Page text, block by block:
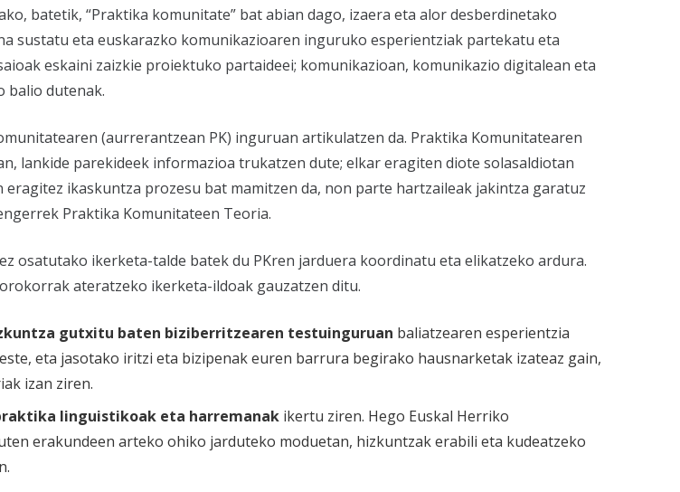
batetik, “Praktika komunitate” bat abian dago, izaera eta alor desberdinetako
sustatu eta euskarazko komunikazioaren inguruko esperientziak partekatu eta
eskaini zaizkie proiektuko partaideei; komunikazioan, komunikazio digitalean eta
balio dutenak.
(aurrerantzean PK) inguruan artikulatzen da. Praktika Komunitatearen
lankide parekideek informazioa trukatzen dute; elkar eragiten diote solasaldiotan
ikaskuntza prozesu bat mamitzen da, non parte hartzaileak jakintza garatuz
Praktika Komunitateen Teoria.
osatutako ikerketa-talde batek du PKren jarduera koordinatu eta elikatzeko ardura.
ateratzeko ikerketa-ildoak gauzatzen ditu.
gutxitu baten biziberritzearen testuinguruan baliatzearen esperientzia
eta jasotako iritzi eta bizipenak euren barrura begirako hausnarketak izateaz gain,
izan ziren.
linguistikoak eta harremanak ikertu ziren. Hego Euskal Herriko
erakundeen arteko ohiko jarduteko moduetan, hizkuntzak erabili eta kudeatzeko